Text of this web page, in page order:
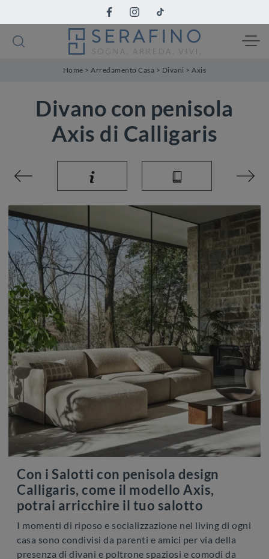
Home >Arredamento Casa > Divani >Axis
Divano con penisola
Axis di Calligaris
Con i Salotti con penisola design
Calligaris, come il modello Axis,
potrai arricchire il tuo salotto
I momenti di riposo e socializzazione nel living di ogni
casa sono condivisi da parenti e amici per via della
presenza di divani e poltrone spaziosi e comodi da